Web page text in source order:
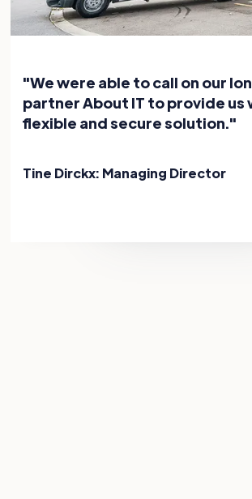
"We were able to call on our
partner About IT to provide us
flexible and secure solution."
Tine Dirckx: Managing Director